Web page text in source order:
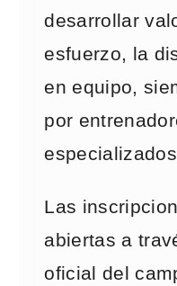
desarrollar
esfuerzo, la
en equipo,
por
Las
abiertas a
oficial del